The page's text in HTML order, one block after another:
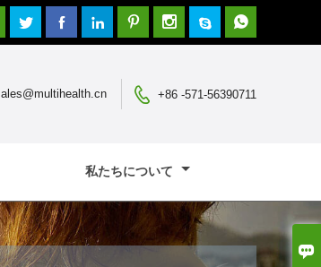

      
 +86 -571-56390711
私たちについて